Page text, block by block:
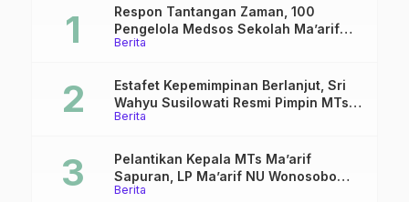
Berita
Respon Tantangan Zaman, 100
Pengelola Medsos Sekolah Ma’arif
Pekalongan Ikuti Pelatihan Literasi
Berita
Estafet Kepemimpinan Berlanjut, Sri
Wahyu Susilowati Resmi Pimpin MTs
Ma’arif Sapuran
Berita
Pelantikan Kepala MTs Ma’arif
Sapuran, LP Ma’arif NU Wonosobo
Tekankan Lima Amanah